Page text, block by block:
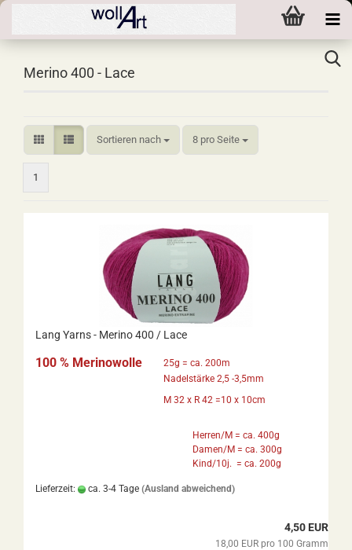
Merino 400 - Lace
Sortieren nach
Sortieren nach 8 pro Seite
pro Seite
1
Lang Yarns - Merino 400 / Lace
100 % Merinowolle
25g = ca. 200m
Nadelstärke 2,5 -3,5mm
M 32 x R 42 =10 x 10cm
Herren/M = ca. 400g
Damen/M = ca. 300g
Kind/10j. = ca. 200g
Lieferzeit: ca. 3-4 Tage (Ausland abweichend)
4,50 EUR
18,00 EUR pro 100 Gramm